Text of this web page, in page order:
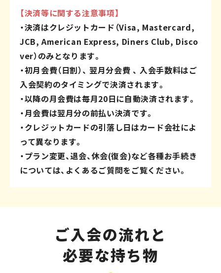
【決済等に関する注意事項】
・決済はクレジットカード（Visa, Mastercard,
JCB, American Express, Diners Club, Disco
ver）のみとなります。
・初月会費（日割）、 翌月分会費 、 入会手数料はご
入会契約のタイミングで決済されます。
・以降の月会費は毎月20日に自動決済されます。
・月会費は翌月分の前払い決済です。
・クレジットカードの引落し日はカード会社によ
って異なります。
・プラン変更、退会、休会(復会)など各種お手続き
については、よくあるご質問をご覧ください。
ご入会の流れと
必要な持ち物